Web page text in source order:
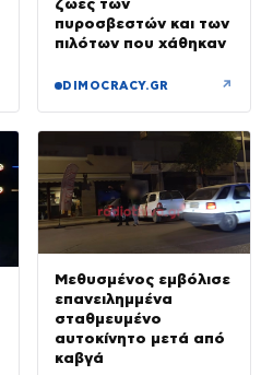
ζωές των
πυροσβεστών και των
πιλότων που χάθηκαν
DIMOCRACY.GR ↗
Μεθυσμένος εμβόλισε
επανειλημμένα
σταθμευμένο
αυτοκίνητο μετά από
καβγά